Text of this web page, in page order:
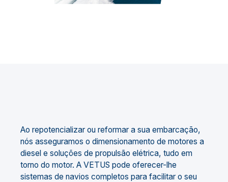
Ao repotencializar ou reformar a sua embarcação,
nós asseguramos o dimensionamento de motores a
diesel e soluções de propulsão elétrica, tudo em
torno do motor. A VETUS pode oferecer-lhe
sistemas de navios completos para facilitar o seu